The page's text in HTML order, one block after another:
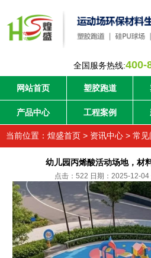
全国服务热线:400-
网站首页 塑胶跑道
产品中心 工程案例
当前位置： 煌盛首页 > 资讯中心 > 常见
幼儿园丙烯酸活动场地，材
点击：522 日期：2025-12-04